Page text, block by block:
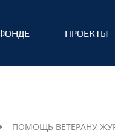
ПРОЕКТЫ
ПОМОЩЬ ВЕТЕРАНУ